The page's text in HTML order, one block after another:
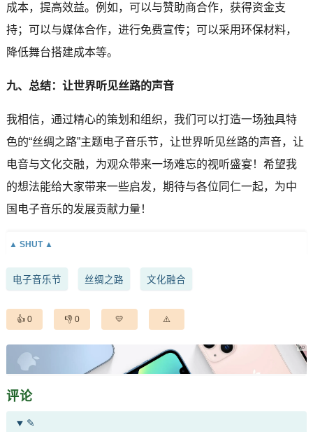
成本，提高效益。例如，可以与赞助商合作，获得资金支
持；可以与媒体合作，进行免费宣传；可以采用环保材料，
降低舞台搭建成本等。
九、总结：让世界听见丝路的声音
我相信，通过精心的策划和组织，我们可以打造一场独具特
色的“丝绸之路”主题电子音乐节，让世界听见丝路的声音，让
电音与文化交融，为观众带来一场难忘的视听盛宴！希望我
的想法能给大家带来一些启发，期待与各位同仁一起，为中
国电子音乐的发展贡献力量！
电子音乐节 丝绸之路 文化融合
0 0
评论
✎